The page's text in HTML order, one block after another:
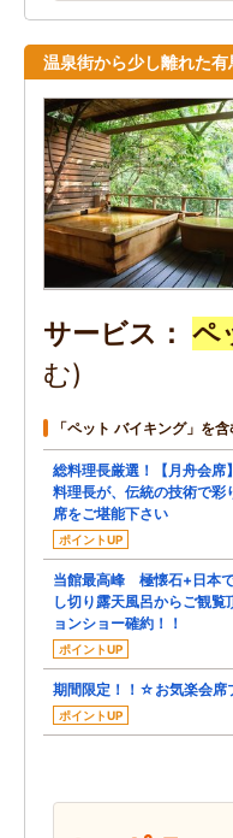
温泉街から少し離れた
サービス ペ
む)
「ペット バイキング」を
総料理長厳選！【月舟会席
料理長が、伝統の技術で彩
席をご堪能下さい
ポイントUP
当館最高峰 極懐石+日本
し切り露天風呂からご観覧
ョンショー確約！！
ポイントUP
期間限定！！☆お気楽会席
ポイントUP